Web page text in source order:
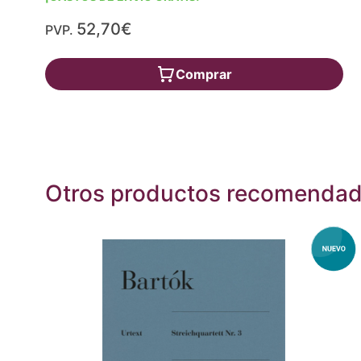
PVP. 52,70€
Comprar
Otros productos